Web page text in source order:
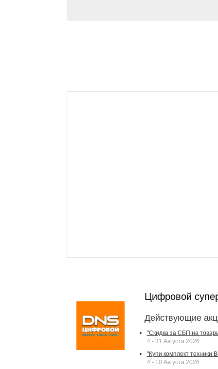
Цифровой
Действующие
"Скидка за СБП на
4 - 31 Августа 2026
"Купи комплект техники
4 - 10 Августа 2026